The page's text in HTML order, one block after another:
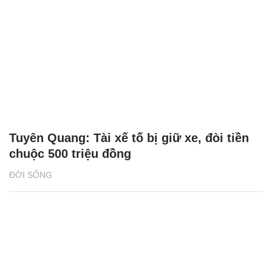
ĐỜI SỐNG
Tuyên Quang: Tài xế tố bị giữ xe, đòi tiền
chuộc 500 triệu đồng